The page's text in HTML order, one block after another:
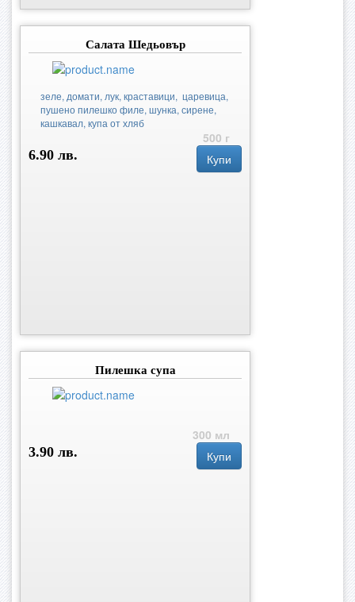
Салата Шедьовър
зеле, домати, лук, краставици, царевица,
пушено пилешко филе, шунка, сирене,
кашкавал, купа от хляб
500 г
6.90 лв.
Купи
Пилешка супа
300 мл
3.90 лв.
Купи